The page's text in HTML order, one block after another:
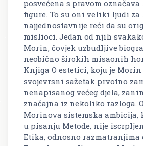
posvećena s pravom
figure. To su oni veliki ljudi za
najjednostavnije reći da su
mislioci. Jedan od njih
Morin, čovjek uzbudljive
neobično širokih misaonih
Knjiga O estetici, koju je
svojevrsni sažetak prvotno
nenapisanog većeg djela,
značajna iz nekoliko razloga.
Morinova sistemska ambicija,
u pisanju Metode, nije
Etika, odnosno razmatranjima